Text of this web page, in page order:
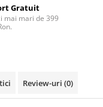
Gratuit
mai mari de 399
Review-uri (0)